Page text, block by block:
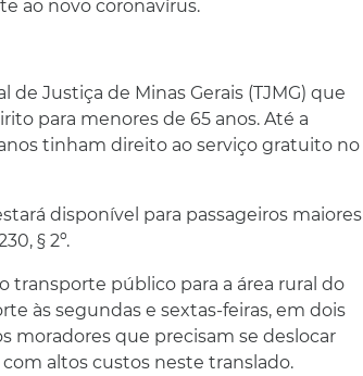
ao novo coronavírus.
Justiça de Minas Gerais (TJMG) que
para menores de 65 anos. Até a
tinham direito ao serviço gratuito no
disponível para passageiros maiores
§ 2º.
transporte público para a área rural do
às segundas e sextas-feiras, em dois
moradores que precisam se deslocar
altos custos neste translado.